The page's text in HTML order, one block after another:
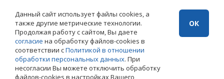
info@rieltnet.ru
© 2005 - 2026 ООО Агентство недвижимости «Риэлт» Мурманск, ул.
Полярные Зори, 20, офис 1, телефон единой линии недвижимости
(8152) 24 44 42,
Использование материалов возможно только при установке прямой
ссылки на страницу-источник. Использование сайта означает
Данный сайт использует файлы cookies, а
также другие метрические технологии.
Продолжая работу с сайтом, Вы даете
согласие на обработку файлов-cookies в
соответствии сПолитикой в отношении
обработки персональных данных. При
несогласии Вы можете отключить обработку
файлов-cookies в настройках Вашего
ОК